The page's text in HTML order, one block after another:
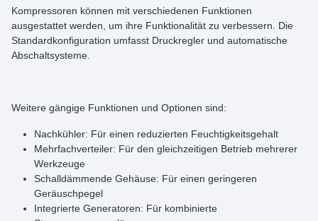
Kompressoren können mit verschiedenen Funktionen
ausgestattet werden, um ihre Funktionalität zu verbessern. Die
Standardkonfiguration umfasst Druckregler und automatische
Abschaltsysteme.
Weitere gängige Funktionen und Optionen sind:
Nachkühler: Für einen reduzierten Feuchtigkeitsgehalt
Mehrfachverteiler: Für den gleichzeitigen Betrieb mehrerer
Werkzeuge
Schalldämmende Gehäuse: Für einen geringeren
Geräuschpegel
Integrierte Generatoren: Für kombinierte